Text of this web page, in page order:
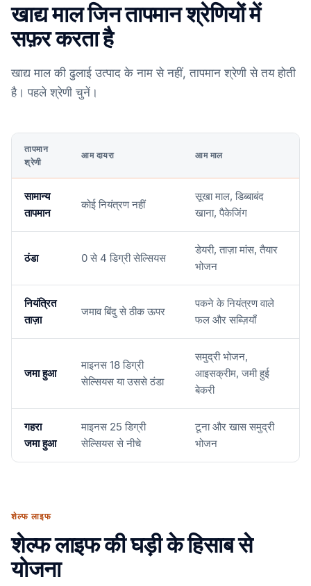
खाद्य माल जिन तापमान श्रेणियों में
सफ़र करता है
खाद्य माल की ढुलाई उत्पाद के नाम से नहीं, तापमान श्रेणी से तय होती
है। पहले श्रेणी चुनें।
तापमान
श्रेणी
आम दायरा आम माल
सामान्य
तापमान
कोई नियंत्रण नहीं
सूखा माल, डिब्बाबंद
खाना, पैकेजिंग
ठंडा 0 से 4 डिग्री सेल्सियस
डेयरी, ताज़ा मांस, तैयार
भोजन
नियंत्रित
ताज़ा
जमाव बिंदु से ठीक ऊपर
पकने के नियंत्रण वाले
फल और सब्ज़ियाँ
जमा हुआ
माइनस 18 डिग्री
सेल्सियस या उससे ठंडा
समुद्री भोजन,
आइसक्रीम, जमी हुई
बेकरी
गहरा
जमा हुआ
माइनस 25 डिग्री
सेल्सियस से नीचे
टूना और खास समुद्री
भोजन
शेल्फ लाइफ
शेल्फ लाइफ की घड़ी के हिसाब से
योजना